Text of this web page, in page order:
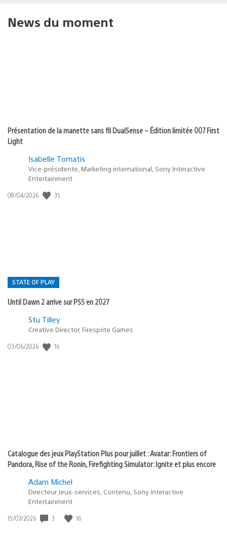
News du moment
Présentation de la manette sans fil DualSense – Édition limitée 007 First
Light
Isabelle Tomatis
Vice-présidente, Marketing international, Sony Interactive
Entertainment
Date
08/04/2026 35
STATE OF PLAY
Until Dawn 2 arrive sur PS5 en 2027
Postée
:
Stu Tilley
Creative Director, Firesprite Games
Date
03/06/2026 16
Catalogue des jeux PlayStation Plus pour juillet : Avatar: Frontiers of
Pandora, Rise of the Ronin, Firefighting Simulator: Ignite et plus encore
Adam Michel
Directeur Jeux-services, Contenu, Sony Interactive
Entertainment
Date
15/07/2026 3 16